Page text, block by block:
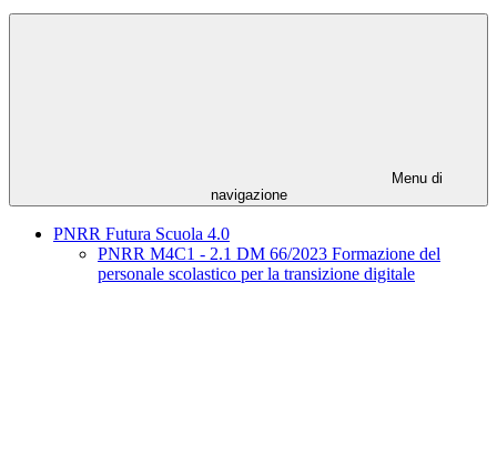
Menu di
navigazione
PNRR Futura Scuola 4.0
PNRR M4C1 - 2.1 DM 66/2023 Formazione del
personale scolastico per la transizione digitale